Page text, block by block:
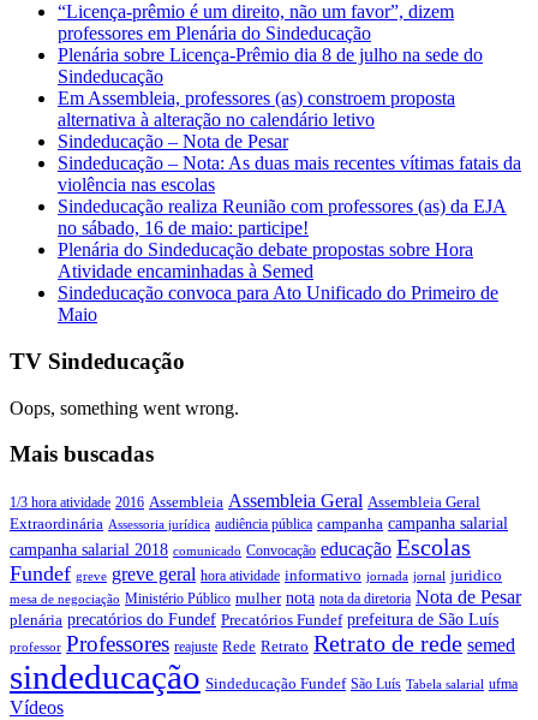
“Licença-prêmio é um direito, não um favor”, dizem
professores em Plenária do Sindeducação
Plenária sobre Licença-Prêmio dia 8 de julho na sede do
Sindeducação
Em Assembleia, professores (as) constroem proposta
alternativa à alteração no calendário letivo
Sindeducação – Nota de Pesar
Sindeducação – Nota: As duas mais recentes vítimas fatais da
violência nas escolas
Sindeducação realiza Reunião com professores (as) da EJA
no sábado, 16 de maio: participe!
Plenária do Sindeducação debate propostas sobre Hora
Atividade encaminhadas à Semed
Sindeducação convoca para Ato Unificado do Primeiro de
Maio
TV Sindeducação
Oops, something went wrong.
Mais buscadas
1/3 hora atividade 2016 Assembleia Assembleia Geral Assembleia Geral
Extraordinária Assessoria jurídica audiência pública campanha campanha salarial
campanha salarial 2018 comunicado Convocação educação Escolas
Fundef greve greve geral hora atividade informativo jornada jornal juridico
mesa de negociação Ministério Público mulher nota nota da diretoria Nota de Pesar
plenária precatórios do Fundef Precatórios Fundef prefeitura de São Luís
professor Professores reajuste Rede Retrato Retrato de rede semed
sindeducação Sindeducação Fundef São Luís Tabela salarial ufma
Vídeos